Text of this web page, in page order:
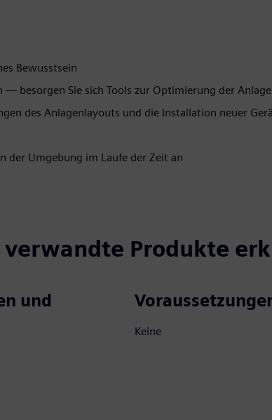
Bewusstsein
— besorgen Sie sich Tools zur Optimierung der Anlage
des Anlagenlayouts und die Installation neuer
der Umgebung im Laufe der Zeit an
verwandte Produkte
und
Keine